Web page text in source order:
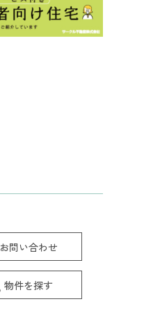
お問い合わせ
物件を探す